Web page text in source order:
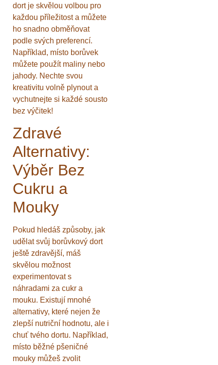
dort je skvělou volbou pro
každou příležitost a můžete
ho snadno obměňovat
podle svých preferencí.
Například, místo borůvek
můžete použít maliny nebo
jahody. Nechte svou
kreativitu volně plynout a
vychutnejte si každé sousto
bez výčitek!
Zdravé
Alternativy:
Výběr Bez
Cukru a
Mouky
Pokud hledáš způsoby, jak
udělat svůj borůvkový dort
ještě zdravější, máš
skvělou možnost
experimentovat s
náhradami za cukr a
mouku. Existují mnohé
alternativy, které nejen že
zlepší nutriční hodnotu, ale i
chuť tvého dortu. Například,
místo běžné pšeničné
mouky můžeš zvolit